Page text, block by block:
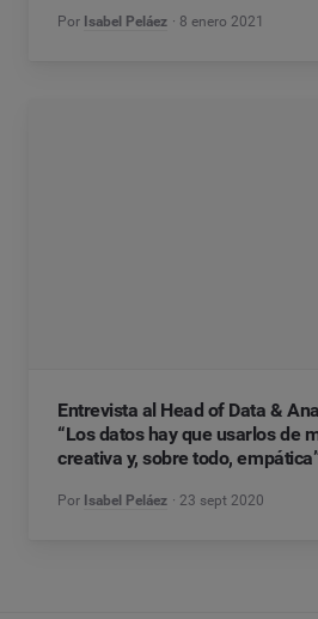
Por Isabel Peláez 8 enero 2021
Entrevista al Head of Data &
“Los datos hay que usarlos de
creativa y, sobre todo,
Por Isabel Peláez 23 sept 2020